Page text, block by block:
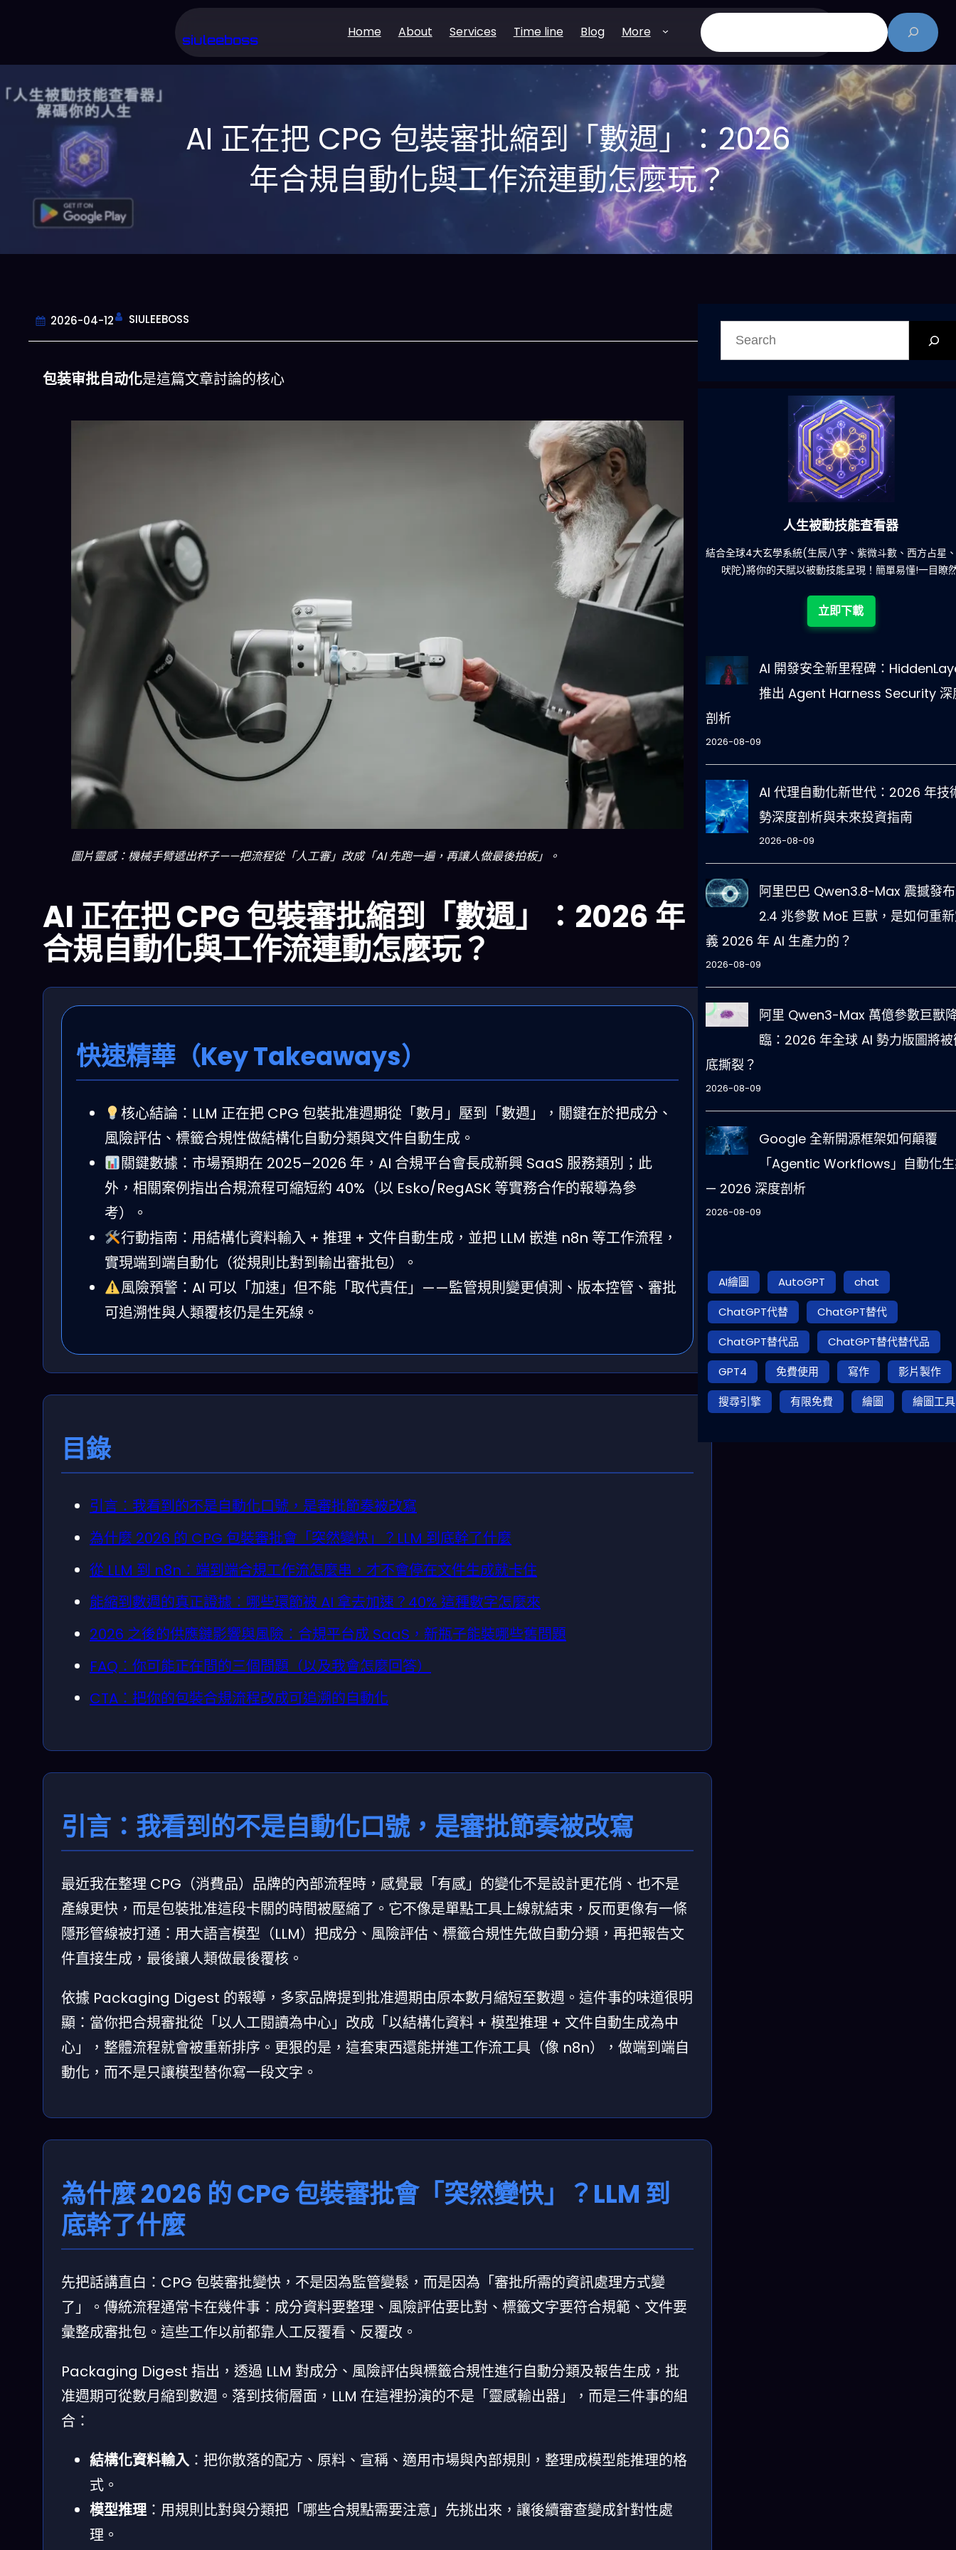
主
要
siuleeboss Home About Services Time line Blog More
搜
尋
AI 正在把 CPG 包裝審批縮到「數週」：2026
年合規自動化與工作流連動怎麼玩？
2026-04-12 SIULEEBOSS
包装审批自动化是這篇文章討論的核心
圖片靈感：機械手臂遞出杯子——把流程從「人工審」改成「AI 先跑一遍，再讓人做最後拍板」。
AI 正在把 CPG 包裝審批縮到「數週」：2026 年
合規自動化與工作流連動怎麼玩？
快速精華（Key Takeaways）
核心結論：LLM 正在把 CPG 包裝批准週期從「數月」壓到「數週」，關鍵在於把成分、
風險評估、標籤合規性做結構化自動分類與文件自動生成。
關鍵數據：市場預期在 2025–2026 年，AI 合規平台會長成新興 SaaS 服務類別；此
外，相關案例指出合規流程可縮短約 40%（以 Esko/RegASK 等實務合作的報導為參
考）。
行動指南：用結構化資料輸入 + 推理 + 文件自動生成，並把 LLM 嵌進 n8n 等工作流程，
實現端到端自動化（從規則比對到輸出審批包）。
風險預警：AI 可以「加速」但不能「取代責任」——監管規則變更偵測、版本控管、審批
可追溯性與人類覆核仍是生死線。
目錄
引言：我看到的不是自動化口號，是審批節奏被改寫
為什麼 2026 的 CPG 包裝審批會「突然變快」？LLM 到底幹了什麼
從 LLM 到 n8n：端到端合規工作流怎麼串，才不會停在文件生成就卡住
能縮到數週的真正證據：哪些環節被 AI 拿去加速？40% 這種數字怎麼來
2026 之後的供應鏈影響與風險：合規平台成 SaaS，新瓶子能裝哪些舊問題
FAQ：你可能正在問的三個問題（以及我會怎麼回答）
CTA：把你的包裝合規流程改成可追溯的自動化
引言：我看到的不是自動化口號，是審批節奏被改寫
最近我在整理 CPG（消費品）品牌的內部流程時，感覺最「有感」的變化不是設計更花俏、也不是
產線更快，而是包裝批准這段卡關的時間被壓縮了。它不像是單點工具上線就結束，反而更像有一條
隱形管線被打通：用大語言模型（LLM）把成分、風險評估、標籤合規性先做自動分類，再把報告文
件直接生成，最後讓人類做最後覆核。
依據 Packaging Digest 的報導，多家品牌提到批准週期由原本數月縮短至數週。這件事的味道很明
顯：當你把合規審批從「以人工閱讀為中心」改成「以結構化資料 + 模型推理 + 文件自動生成為中
心」，整體流程就會被重新排序。更狠的是，這套東西還能拼進工作流工具（像 n8n），做端到端自
動化，而不是只讓模型替你寫一段文字。
為什麼 2026 的 CPG 包裝審批會「突然變快」？LLM 到
底幹了什麼
先把話講直白：CPG 包裝審批變快，不是因為監管變鬆，而是因為「審批所需的資訊處理方式變
了」。傳統流程通常卡在幾件事：成分資料要整理、風險評估要比對、標籤文字要符合規範、文件要
彙整成審批包。這些工作以前都靠人工反覆看、反覆改。
Packaging Digest 指出，透過 LLM 對成分、風險評估與標籤合規性進行自動分類及報告生成，批
准週期可從數月縮到數週。落到技術層面，LLM 在這裡扮演的不是「靈感輸出器」，而是三件事的組
合：
結構化資料輸入：把你散落的配方、原料、宣稱、適用市場與內部規則，整理成模型能推理的格
式。
模型推理：用規則比對與分類把「哪些合規點需要注意」先挑出來，讓後續審查變成針對性處
理。
今晚吃什麽
一鍵配搭出三餸一湯的完美晚餐組合,以後免除晚餐吃什麽的煩
惱
立即下載
人生被動技能查看器
結合全球4大玄學系統(生辰八字、紫微斗數、西方占星
吠陀)將你的天賦以被動技能呈現！簡單易懂!一目瞭
立即下載
AI 開發安全新里程碑：
推出 Agent Harness Security 深
剖析
2026-08-09
AI 代理自動化新世代：2026 年技
勢深度剖析與未來投資指南
2026-08-09
阿里巴巴 Qwen3.8-Max 震撼發
2.4 兆參數 MoE 巨獸，是如何重
義 2026 年 AI 生產力的？
2026-08-09
阿里 Qwen3-Max 萬億參數巨獸
臨：2026 年全球 AI 勢力版圖將被
底撕裂？
2026-08-09
Google 全新開源框架如何顛覆
「Agentic Workflows」自動化
— 2026 深度剖析
2026-08-09
AI繪圖 AutoGPT
chat
ChatGPT代替
ChatGPT替代
ChatGPT替代品
ChatGPT替代替代品
GPT4
免費使用 寫作
影片製作
搜尋引擎
有限免費 繪圖 繪圖工具